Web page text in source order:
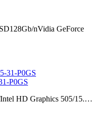
nVidia GeForce
P0GS
HD Graphics 505/15.…